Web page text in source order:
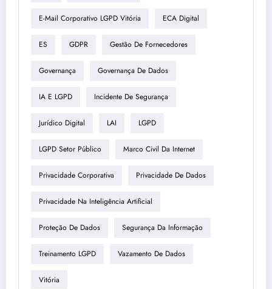
E-Mail Corporativo LGPD Vitória ECA Digital
ES GDPR Gestão De Fornecedores
Governança Governança De Dados
IA E LGPD Incidente De Segurança
Jurídico Digital LAI LGPD
LGPD Setor Público Marco Civil Da Internet
Privacidade Corporativa Privacidade De Dados
Privacidade Na Inteligência Artificial
Proteção De Dados Segurança Da Informação
Treinamento LGPD Vazamento De Dados
Vitória